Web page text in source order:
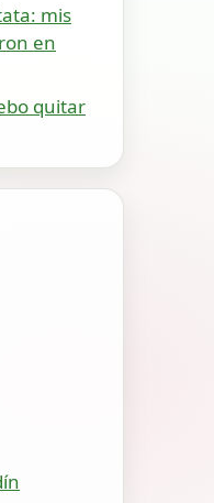
mis
en
quitar